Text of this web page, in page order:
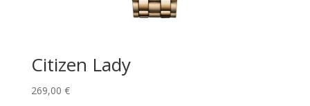
Citizen Lady
269,00 €